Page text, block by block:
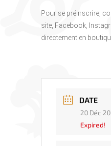
Pour se préinscrire,
site, Facebook,
directement en
DATE
20 Déc
Expired!